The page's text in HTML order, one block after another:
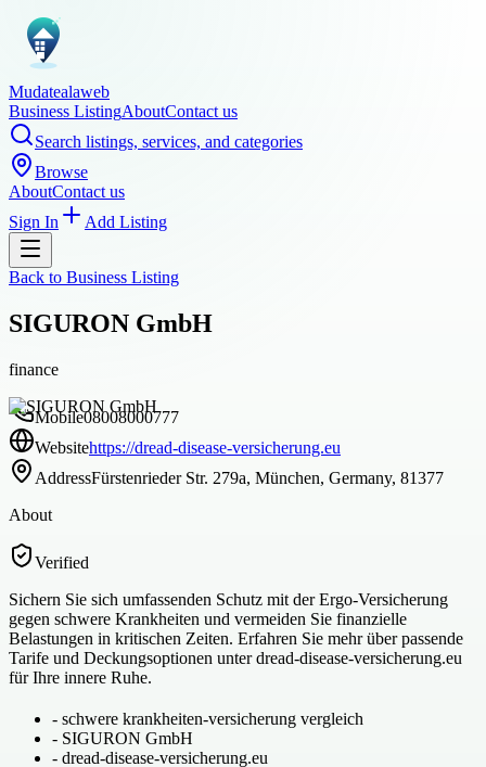
Mudatealaweb
Business ListingAboutContact us
Search listings, services, and categories
Browse
AboutContact us
Sign In
Add Listing
Back to Business Listing
SIGURON GmbH
finance
Mobile08008000777
Websitehttps://dread-disease-versicherung.eu
AddressFürstenrieder Str. 279a, München, Germany, 81377
About
Verified
Sichern Sie sich umfassenden Schutz mit der Ergo-Versicherung
gegen schwere Krankheiten und vermeiden Sie finanzielle
Belastungen in kritischen Zeiten. Erfahren Sie mehr über passende
Tarife und Deckungsoptionen unter dread-disease-versicherung.eu
für Ihre innere Ruhe.
- schwere krankheiten-versicherung vergleich
- SIGURON GmbH
- dread-disease-versicherung.eu